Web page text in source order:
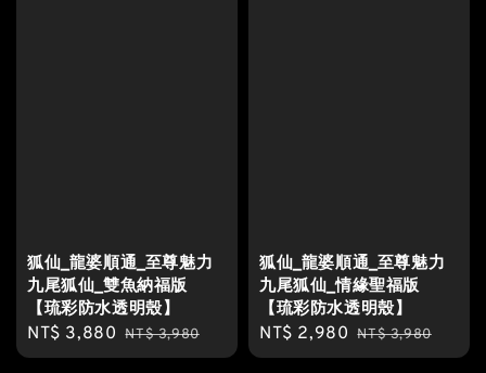
狐仙_龍婆順通_至尊魅力
九尾狐仙_雙魚納福版
【琉彩防水透明殼】
Sale
price
NT$ 3,880 Regular
price
NT$ 3,980
狐仙_龍婆順通_至尊魅力
九尾狐仙_情緣聖福版
【琉彩防水透明殼】
Sale
price
NT$ 2,980 Regular
price
NT$ 3,980